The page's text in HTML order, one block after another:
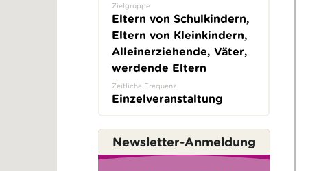
Zielgruppe
Eltern von Schulkindern,
Eltern von Kleinkindern,
Alleinerziehende, Väter,
werdende Eltern
Zeitliche Frequenz
Einzelveranstaltung
Newsletter-Anmeldung